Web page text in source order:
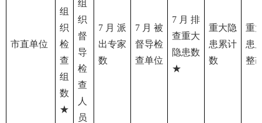
市直单位
组
织
检
查
组
数
★
组
织
督
导
检
查
人
员
7月派
出专家
数
7月被
督导检
查单位
7月排
查重大
隐患数
★
重大隐
患累计
数
重
患
整